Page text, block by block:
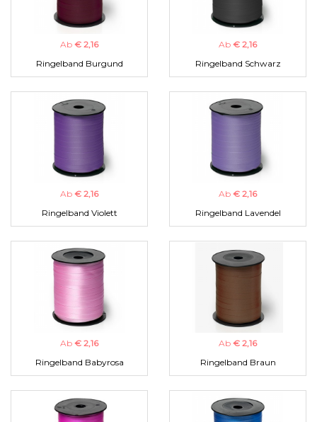
Ab € 2,16
Ringelband Burgund
Ab € 2,16
Ringelband Schwarz
Ab € 2,16
Ringelband Violett
Ab € 2,16
Ringelband Lavendel
Ab € 2,16
Ringelband Babyrosa
Ab € 2,16
Ringelband Braun